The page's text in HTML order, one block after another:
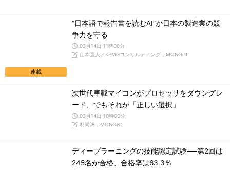
連載
“日本語で報告書を読むAI”が日本の製造業の競
争力を守る
03月14日 11時00分
山本直人／KPMGコンサルティング，MONOist
次世代車載マイコンがプロセッサをダウングレ
ード、でもそれが「正しい選択」
03月14日 10時00分
朴尚洙，MONOist
ディープラーニングの技能認定試験──第2回は
245名が合格、合格率は63.3％